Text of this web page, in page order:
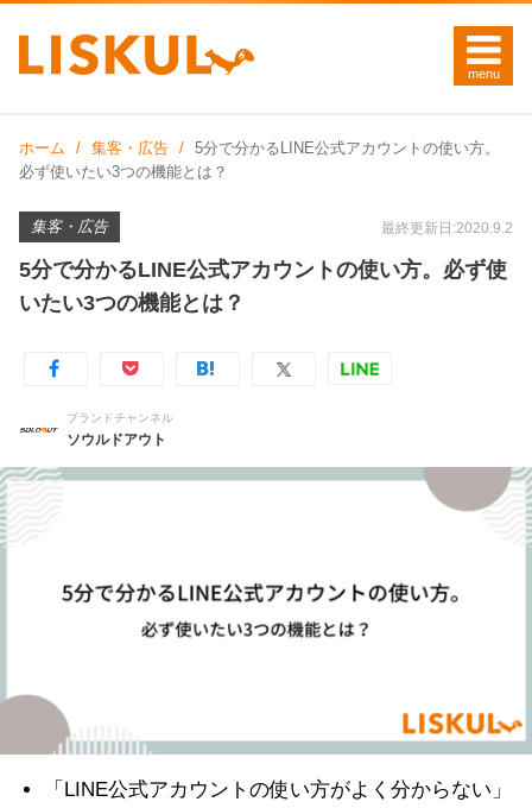
ホーム 集客・広告
5分で分かるLINE公式アカウントの使い方。
必ず使いたい3つの機能とは？
集客・広告 最終更新日:2020.9.2
5分で分かるLINE公式アカウントの使い方。必ず使
いたい3つの機能とは？
ブランドチャンネル
ソウルドアウト
「LINE公式アカウントの使い方がよく分からない」